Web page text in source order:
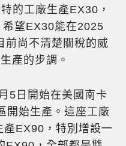
的工廠生產EX30，
望EX30能在2025
前尚不清楚關稅的威
產的步調。
5日開始在美國南卡
開始生產。這座工廠
EX90，特別增設一